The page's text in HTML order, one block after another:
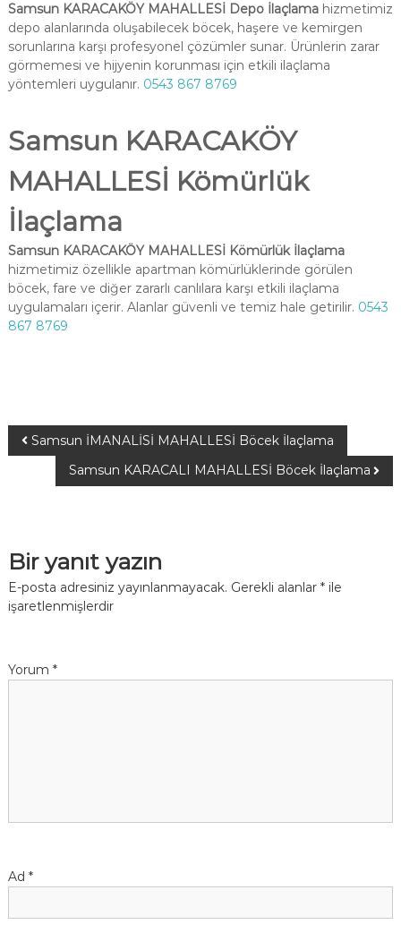
Samsun KARACAKÖY MAHALLESİ Depo İlaçlamahizmetimiz
depo alanlarında oluşabilecek böcek, haşere ve kemirgen
sorunlarına karşı profesyonel çözümler sunar. Ürünlerin zarar
görmemesi ve hijyenin korunması için etkili ilaçlama
yöntemleri uygulanır. 0543 867 8769
Samsun KARACAKÖY
MAHALLESİ Kömürlük
İlaçlama
Samsun KARACAKÖY MAHALLESİ Kömürlük İlaçlama
hizmetimiz özellikle apartman kömürlüklerinde görülen
böcek, fare ve diğer zararlı canlılara karşı etkili ilaçlama
uygulamaları içerir. Alanlar güvenli ve temiz hale getirilir. 0543
867 8769
Samsun İMANALİSİ MAHALLESİ Böcek İlaçlama
Samsun KARACALI MAHALLESİ Böcek İlaçlama
Bir yanıt yazın
E-posta adresiniz yayınlanmayacak. Gerekli alanlar *ile
işaretlenmişlerdir
Yorum *
Ad *